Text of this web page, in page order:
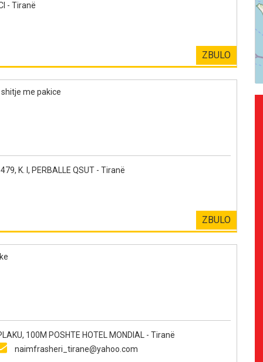
- Tiranë
ZBULO
me pakice
K. I, PERBALLE QSUT - Tiranë
ZBULO
100M POSHTE HOTEL MONDIAL - Tiranë
naimfrasheri_tirane@yahoo.com